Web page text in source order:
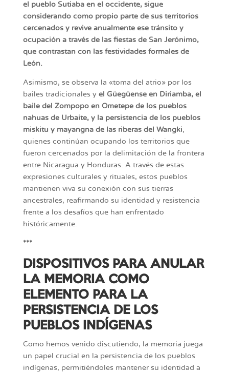
el pueblo Sutiaba en el occidente, sigue
considerando como propio parte de sus territorios
cercenados y revive anualmente ese tránsito y
ocupación a través de las fiestas de San Jerónimo,
que contrastan con las festividades formales de
León.
Asimismo, se observa la «toma del atrio» por los
bailes tradicionales y el Güegüense en Diriamba, el
baile del Zompopo en Ometepe de los pueblos
nahuas de Urbaite, y la persistencia de los pueblos
miskitu y mayangna de las riberas del Wangki,
quienes continúan ocupando los territorios que
fueron cercenados por la delimitación de la frontera
entre Nicaragua y Honduras. A través de estas
expresiones culturales y rituales, estos pueblos
mantienen viva su conexión con sus tierras
ancestrales, reafirmando su identidad y resistencia
frente a los desafíos que han enfrentado
históricamente.
***
DISPOSITIVOS PARA ANULAR
LA MEMORIA COMO
ELEMENTO PARA LA
PERSISTENCIA DE LOS
PUEBLOS INDÍGENAS
Como hemos venido discutiendo, la memoria juega
un papel crucial en la persistencia de los pueblos
indígenas, permitiéndoles mantener su identidad a